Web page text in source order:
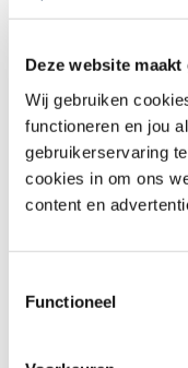
Deze website
Wij gebruiken
functioneren en jou
gebruikerservaring
cookies in om ons
content en
Functioneel
De masten hebben
worden. Tevens zijn
functionaliteit: zo
Alle masten hebben
netjes en geeft een
aluminium met een
De masten hebben
toegankelijk voor